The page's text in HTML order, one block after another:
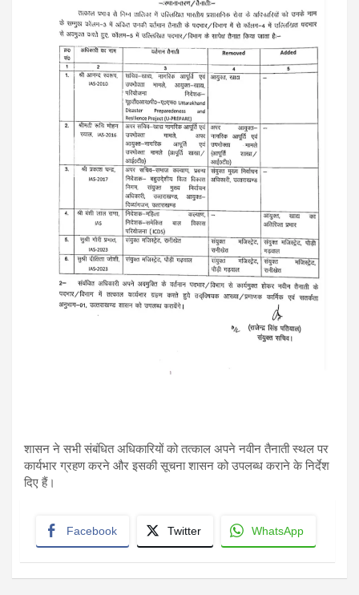
शासन ने सभी संबंधित अधिकारियों को तत्काल अपने नवीन तैनाती स्थल पर
कार्यभार ग्रहण करने और इसकी सूचना शासन को उपलब्ध कराने के निर्देश
दिए हैं।
Facebook Twitter WhatsApp